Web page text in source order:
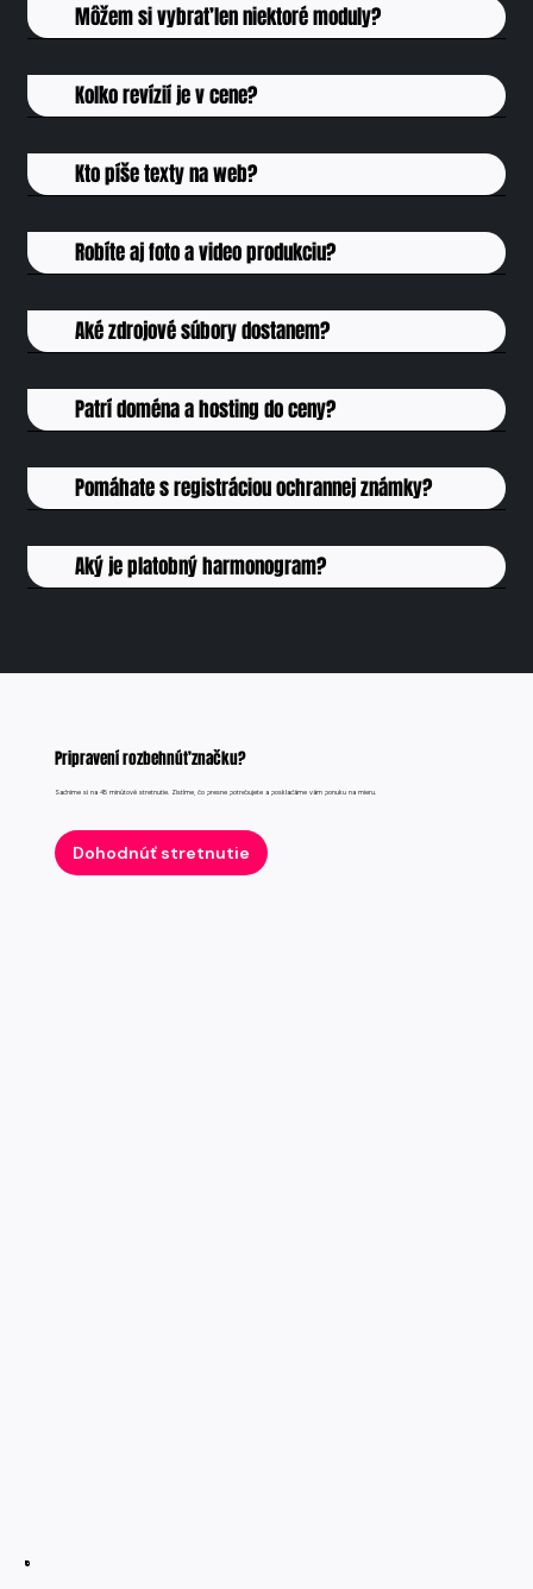
Môžem si vybrať len niektoré moduly?
Koľko revízií je v cene?
Kto píše texty na web?
Robíte aj foto a video produkciu?
Aké zdrojové súbory dostanem?
Patrí doména a hosting do ceny?
Pomáhate s registráciou ochrannej známky?
Aký je platobný harmonogram?
Pripravení rozbehnúť značku?
Sadnime si na 45 minútové stretnutie. Zistíme, čo presne potrebujete a poskladáme vám ponuku na mieru.
Dohodnúť stretnutie